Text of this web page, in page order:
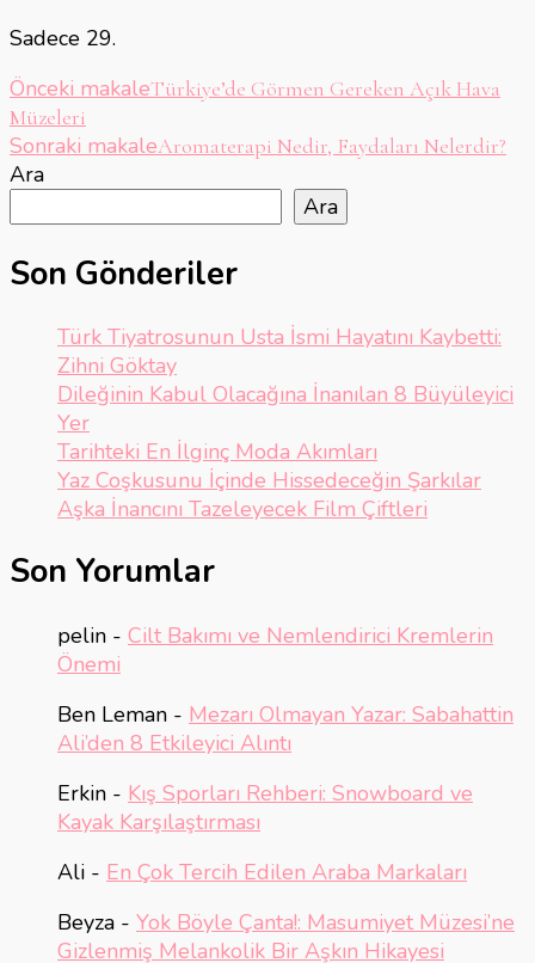
Sadece 29.
Yazı
dolaşımı
Önceki makaleTürkiye’de Görmen Gereken Açık Hava
Müzeleri
Sonraki makaleAromaterapi Nedir, Faydaları Nelerdir?
Ara
Ara
Son Gönderiler
Türk Tiyatrosunun Usta İsmi Hayatını Kaybetti:
Zihni Göktay
Dileğinin Kabul Olacağına İnanılan 8 Büyüleyici
Yer
Tarihteki En İlginç Moda Akımları
Yaz Coşkusunu İçinde Hissedeceğin Şarkılar
Aşka İnancını Tazeleyecek Film Çiftleri
Son Yorumlar
pelin - Cilt Bakımı ve Nemlendirici Kremlerin
Önemi
Ben Leman - Mezarı Olmayan Yazar: Sabahattin
Ali’den 8 Etkileyici Alıntı
Erkin - Kış Sporları Rehberi: Snowboard ve
Kayak Karşılaştırması
Ali - En Çok Tercih Edilen Araba Markaları
Beyza - Yok Böyle Çanta!: Masumiyet Müzesi’ne
Gizlenmiş Melankolik Bir Aşkın Hikayesi